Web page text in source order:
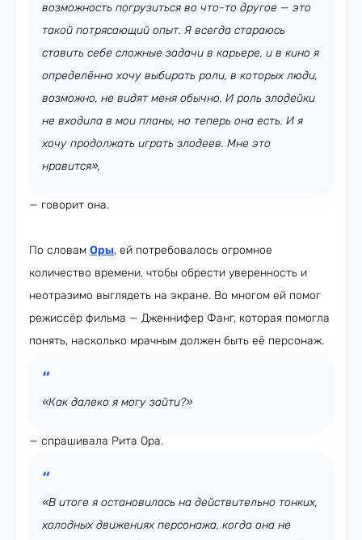
возможность погрузиться во что-то другое — это
такой потрясающий опыт. Я всегда стараюсь
ставить себе сложные задачи в карьере, и в кино я
определённо хочу выбирать роли, в которых люди,
возможно, не видят меня обычно. И роль злодейки
не входила в мои планы, но теперь она есть. И я
хочу продолжать играть злодеев. Мне это
нравится»,
— говорит она.
По словам Оры, ей потребовалось огромное
количество времени, чтобы обрести уверенность и
неотразимо выглядеть на экране. Во многом ей помог
режиссёр фильма — Дженнифер Фанг, которая помогла
понять, насколько мрачным должен быть её персонаж.
«Как далеко я могу зайти?»
— спрашивала Рита Ора.
«В итоге я остановилась на действительно тонких,
холодных движениях персонажа, когда она не